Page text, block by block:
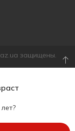
защищены.